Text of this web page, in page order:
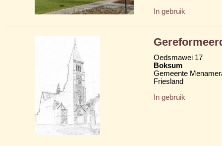
In gebruik
Oedsmawei 17
Boksum
Gemeente
Friesland
In gebruik